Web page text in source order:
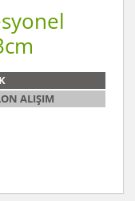
ALIŞIM